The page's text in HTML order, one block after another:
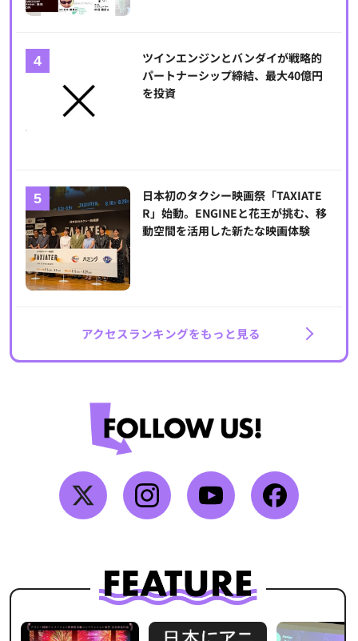
ツインエンジンとバンダイが戦略的
パートナーシップ締結、最大40億円
を投資
日本初のタクシー映画祭「TAXIATE
R」始動。ENGINEと花王が挑む、移
動空間を活用した新たな映画体験
アクセスランキングをもっと見る